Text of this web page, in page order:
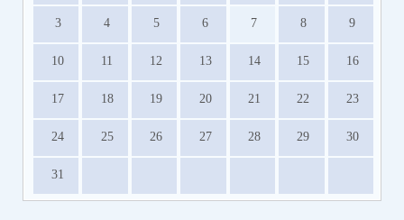
3 4 5 6 7 8 9
10 11 12 13 14 15 16
17 18 19 20 21 22 23
24 25 26 27 28 29 30
31